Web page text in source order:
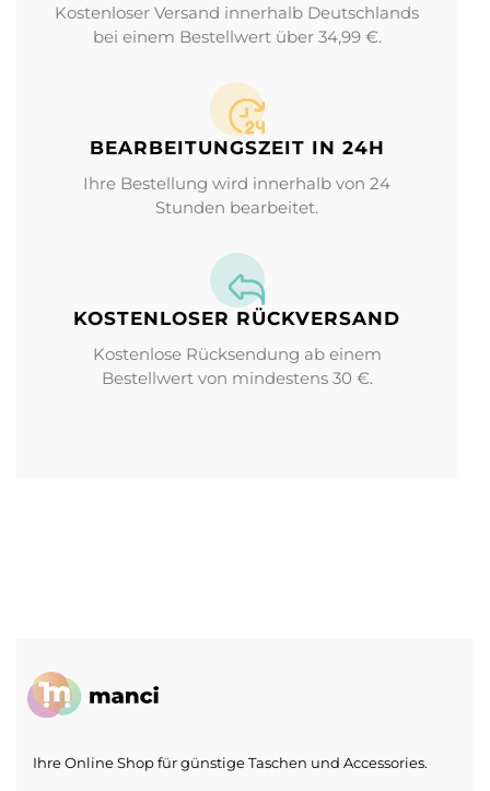
Kostenloser Versand innerhalb Deutschlands
bei einem Bestellwert über 34,99 €.
BEARBEITUNGS­ZEIT IN 24H
Ihre Bestellung wird innerhalb von 24
Stunden bearbeitet.
KOSTENLOSER RÜCKVERSAND
Kostenlose Rücksendung ab einem
Bestellwert von mindestens 30 €.
Ihre Online Shop für günstige Taschen und Accessories.